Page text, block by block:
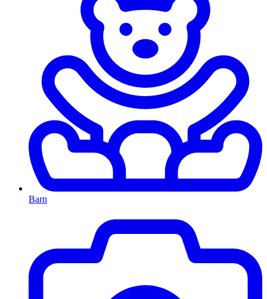
Barn